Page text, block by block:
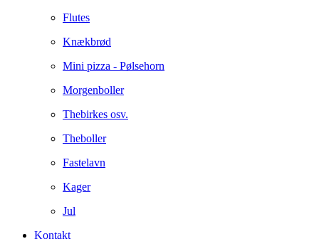
Flutes
Knækbrød
Mini pizza - Pølsehorn
Morgenboller
Thebirkes osv.
Theboller
Fastelavn
Kager
Jul
Kontakt